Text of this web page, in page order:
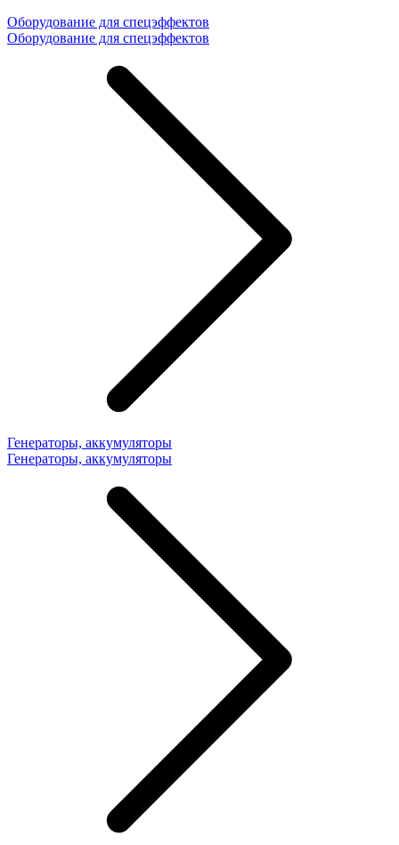
Оборудование для спецэффектов
Оборудование для спецэффектов
Генераторы, аккумуляторы
Генераторы, аккумуляторы